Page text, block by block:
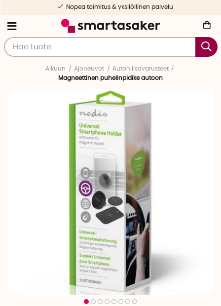
Nopea toimitus & yksilöllinen palvelu
Alkuun Ajoneuvot
Auton lisävarusteet
Magneettinen puhelinpidike autoon